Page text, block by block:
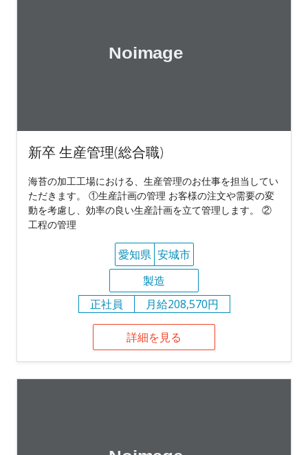
新卒 生産管理(総合職)
海苔の加工工場における、生産管理のお仕事を担当してい
ただきます。 ①生産計画の管理 お客様の注文や需要の変
動を考慮し、効率の良い生産計画を立て管理します。 ②
工程の管理
愛知県 安城市
製造
正社員
月給208,570円
詳細を見る